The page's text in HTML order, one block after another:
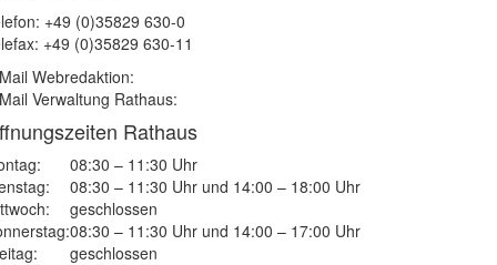
+49 (0)35829 630-0
+49 (0)35829 630-11
Webredaktion:
Verwaltung Rathaus:
Rathaus
08:30 – 11:30 Uhr
08:30 – 11:30 Uhr und 14:00 – 18:00 Uhr
geschlossen
08:30 – 11:30 Uhr und 14:00 – 17:00 Uhr
geschlossen